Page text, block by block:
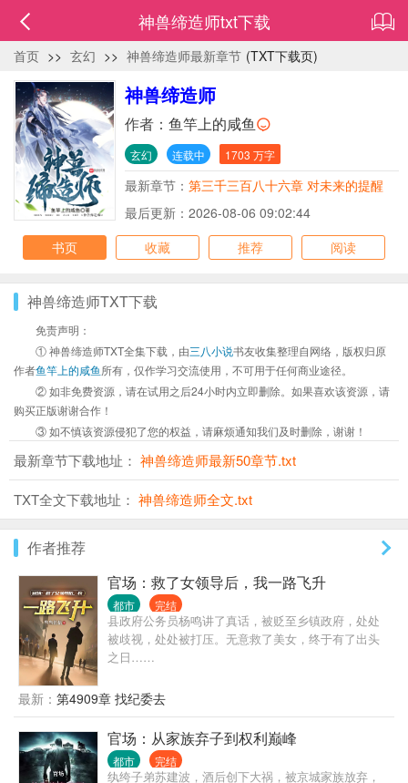
神兽缔造师txt下载
首页 >> 玄幻 >> 神兽缔造师最新章节 (TXT下载页)
神兽缔造师
作者： 鱼竿上的咸鱼
玄幻 连载中 1703 万字
最新章节： 第三千三百八十六章 对未来的提醒
最后更新：2026-08-06 09:02:44
书页
收藏 推荐 阅读
神兽缔造师TXT下载
免责声明：
① 神兽缔造师TXT全集下载，由三八小说书友收集整理自网络，版权归原
作者鱼竿上的咸鱼所有，仅作学习交流使用，不可用于任何商业途径。
② 如非免费资源，请在试用之后24小时内立即删除。如果喜欢该资源，请
购买正版谢谢合作！
③ 如不慎该资源侵犯了您的权益，请麻烦通知我们及时删除，谢谢！
最新章节下载地址： 神兽缔造师最新50章节.txt
TXT全文下载地址： 神兽缔造师全文.txt
作者推荐
官场：救了女领导后，我一路飞升
都市 完结
县政府公务员杨鸣讲了真话，被贬至乡镇政府，处处
被歧视，处处被打压。无意救了美女，终于有了出头
之日……
最新： 第4909章 找纪委去
官场：从家族弃子到权利巅峰
都市 完结
纨绔子弟苏建波，酒后创下大祸，被京城家族放弃，